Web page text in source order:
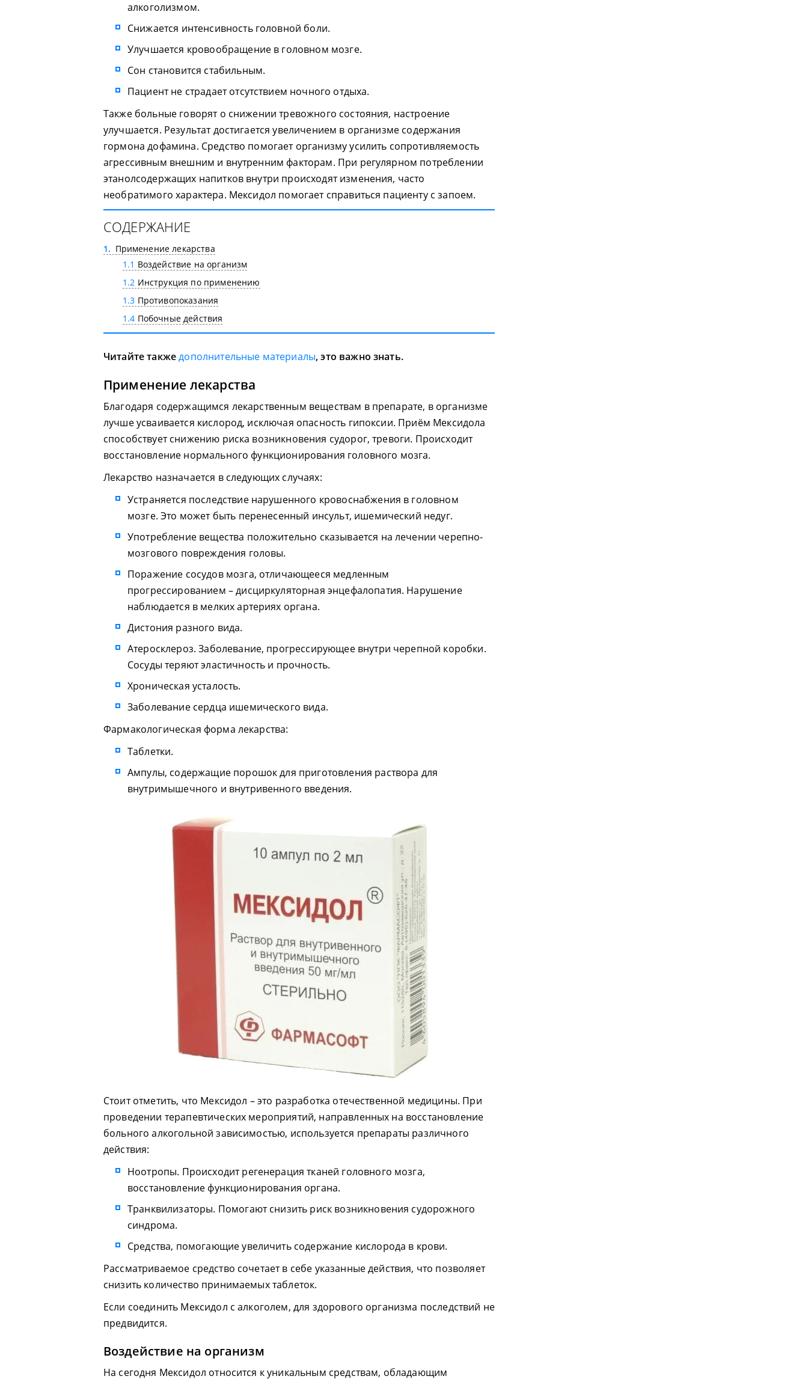
алкоголизмом.
Снижается интенсивность головной боли.
Улучшается кровообращение в головном мозге.
Сон становится стабильным.
Пациент не страдает отсутствием ночного отдыха.
Также больные говорят о снижении тревожного состояния, настроение
улучшается. Результат достигается увеличением в организме содержания
гормона дофамина. Средство помогает организму усилить сопротивляемость
агрессивным внешним и внутренним факторам. При регулярном потреблении
этанолсодержащих напитков внутри происходят изменения, часто
необратимого характера. Мексидол помогает справиться пациенту с запоем.
СОДЕРЖАНИЕ
1
Применение лекарства
1.1 Воздействие на организм
1.2 Инструкция по применению
1.3 Противопоказания
1.4 Побочные действия
Читайте такжедополнительные материалы, это важно знать.
Применение лекарства
Благодаря содержащимся лекарственным веществам в препарате, в организме
лучше усваивается кислород, исключая опасность гипоксии. Приём Мексидола
способствует снижению риска возникновения судорог, тревоги. Происходит
восстановление нормального функционирования головного мозга.
Лекарство назначается в следующих случаях:
Устраняется последствие нарушенного кровоснабжения в головном
мозге. Это может быть перенесенный инсульт, ишемический недуг.
Употребление вещества положительно сказывается на лечении черепно-
мозгового повреждения головы.
Поражение сосудов мозга, отличающееся медленным
прогрессированием – дисциркуляторная энцефалопатия. Нарушение
наблюдается в мелких артериях органа.
Дистония разного вида.
Атеросклероз. Заболевание, прогрессирующее внутри черепной коробки.
Сосуды теряют эластичность и прочность.
Хроническая усталость.
Заболевание сердца ишемического вида.
Фармакологическая форма лекарства:
Таблетки.
Ампулы, содержащие порошок для приготовления раствора для
внутримышечного и внутривенного введения.
Стоит отметить, что Мексидол – это разработка отечественной медицины. При
проведении терапевтических мероприятий, направленных на восстановление
больного алкогольной зависимостью, используется препараты различного
действия:
Ноотропы. Происходит регенерация тканей головного мозга,
восстановление функционирования органа.
Транквилизаторы. Помогают снизить риск возникновения судорожного
синдрома.
Средства, помогающие увеличить содержание кислорода в крови.
Рассматриваемое средство сочетает в себе указанные действия, что позволяет
снизить количество принимаемых таблеток.
Если соединить Мексидол с алкоголем, для здорового организма последствий не
предвидится.
Воздействие на организм
На сегодня Мексидол относится к уникальным средствам, обладающим